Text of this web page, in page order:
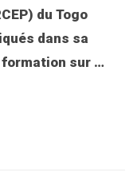
du Togo
dans sa
sur …